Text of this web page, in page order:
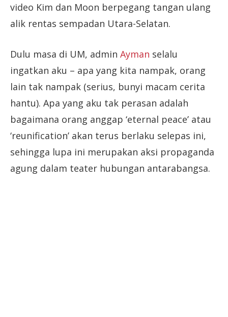
video Kim dan Moon berpegang tangan ulang
alik rentas sempadan Utara-Selatan.
Dulu masa di UM, admin Ayman selalu
ingatkan aku – apa yang kita nampak, orang
lain tak nampak (serius, bunyi macam cerita
hantu). Apa yang aku tak perasan adalah
bagaimana orang anggap ‘eternal peace’ atau
‘reunification’ akan terus berlaku selepas ini,
sehingga lupa ini merupakan aksi propaganda
agung dalam teater hubungan antarabangsa.